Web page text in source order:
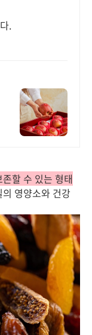
.
할 수 있는 형태
영양소와 건강